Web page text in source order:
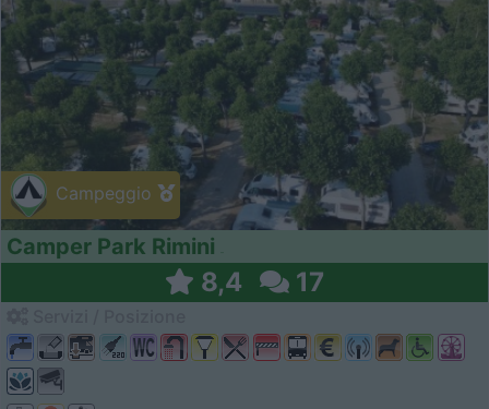
Campeggio
Camper Park Rimini
8,4 17